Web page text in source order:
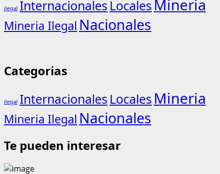
ilegal Internacionales Locales Mineria
Mineria Ilegal Nacionales
Categorias
ilegal Internacionales Locales Mineria
Mineria Ilegal Nacionales
Te pueden interesar